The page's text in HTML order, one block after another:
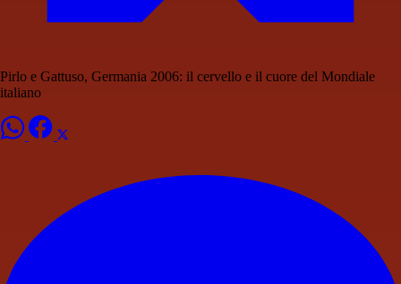
Pirlo e Gattuso, Germania 2006: il cervello e il cuore del Mondiale
italiano